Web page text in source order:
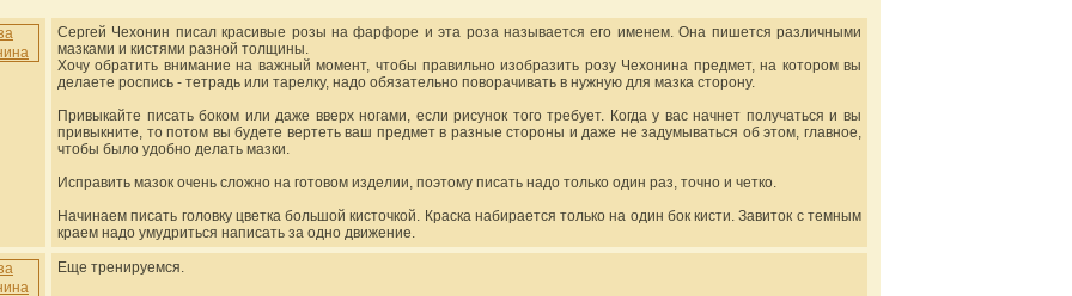
Сергей Чехонин писал красивые розы на фарфоре и эта роза называется его именем. Она пишется различными
мазками и кистями разной толщины.
Хочу обратить внимание на важный момент, чтобы правильно изобразить розу Чехонина предмет, на котором вы
делаете роспись - тетрадь или тарелку, надо обязательно поворачивать в нужную для мазка сторону.
Привыкайте писать боком или даже вверх ногами, если рисунок того требует. Когда у вас начнет получаться и вы
привыкните, то потом вы будете вертеть ваш предмет в разные стороны и даже не задумываться об этом, главное,
чтобы было удобно делать мазки.
Исправить мазок очень сложно на готовом изделии, поэтому писать надо только один раз, точно и четко.
Начинаем писать головку цветка большой кисточкой. Краска набирается только на один бок кисти. Завиток с темным
краем надо умудриться написать за одно движение.
Еще тренируемся.